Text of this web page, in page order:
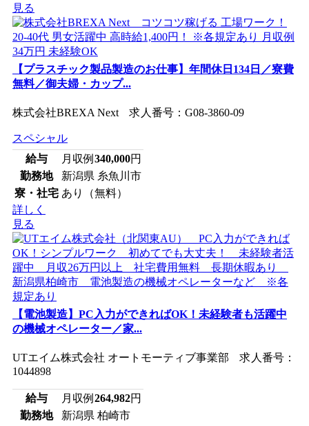
見る
【プラスチック製品製造のお仕事】年間休日134日／寮費
無料／御夫婦・カップ...
株式会社BREXA Next 求人番号：G08-3860-09
スペシャル
給与
月収例 340,000円
勤務地
新潟県 糸魚川市
寮・社宅 あり（無料）
詳しく
見る
【電池製造】PC入力ができればOK！未経験者も活躍中
の機械オペレーター／家...
UTエイム株式会社 オートモーティブ事業部 求人番号：
1044898
給与 月収例 264,982円
勤務地
新潟県 柏崎市